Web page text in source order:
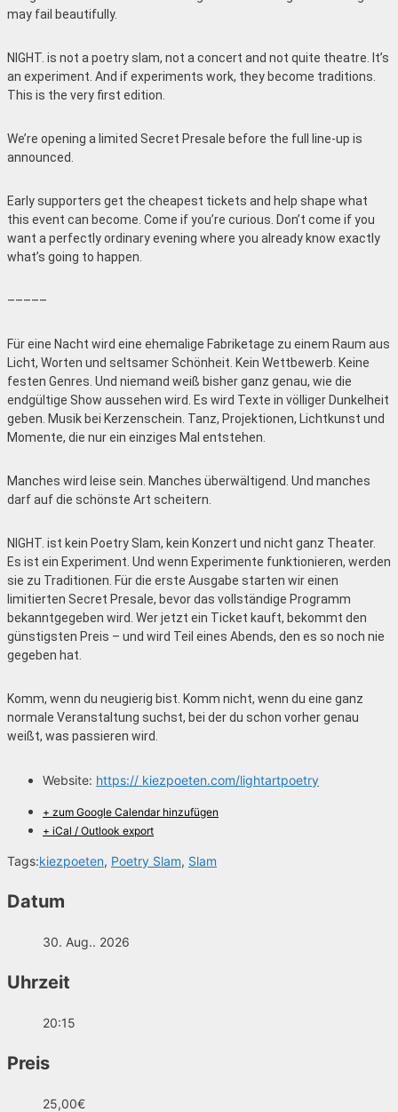
may fail beautifully.
NIGHT. is not a poetry slam, not a concert and not quite theatre. It’s
an experiment. And if experiments work, they become traditions.
This is the very first edition.
We’re opening a limited Secret Presale before the full line-up is
announced.
Early supporters get the cheapest tickets and help shape what
this event can become. Come if you’re curious. Don’t come if you
want a perfectly ordinary evening where you already know exactly
what’s going to happen.
–––––
Für eine Nacht wird eine ehemalige Fabriketage zu einem Raum aus
Licht, Worten und seltsamer Schönheit. Kein Wettbewerb. Keine
festen Genres. Und niemand weiß bisher ganz genau, wie die
endgültige Show aussehen wird. Es wird Texte in völliger Dunkelheit
geben. Musik bei Kerzenschein. Tanz, Projektionen, Lichtkunst und
Momente, die nur ein einziges Mal entstehen.
Manches wird leise sein. Manches überwältigend. Und manches
darf auf die schönste Art scheitern.
NIGHT. ist kein Poetry Slam, kein Konzert und nicht ganz Theater.
Es ist ein Experiment. Und wenn Experimente funktionieren, werden
sie zu Traditionen. Für die erste Ausgabe starten wir einen
limitierten Secret Presale, bevor das vollständige Programm
bekanntgegeben wird. Wer jetzt ein Ticket kauft, bekommt den
günstigsten Preis – und wird Teil eines Abends, den es so noch nie
gegeben hat.
Komm, wenn du neugierig bist. Komm nicht, wenn du eine ganz
normale Veranstaltung suchst, bei der du schon vorher genau
weißt, was passieren wird.
Website: https:// kiezpoeten.com/lightartpoetry
+ zum Google Calendar hinzufügen
+ iCal / Outlook export
Tags:kiezpoeten, Poetry Slam, Slam
Datum
30. Aug.. 2026
Uhrzeit
20:15
Preis
25,00€